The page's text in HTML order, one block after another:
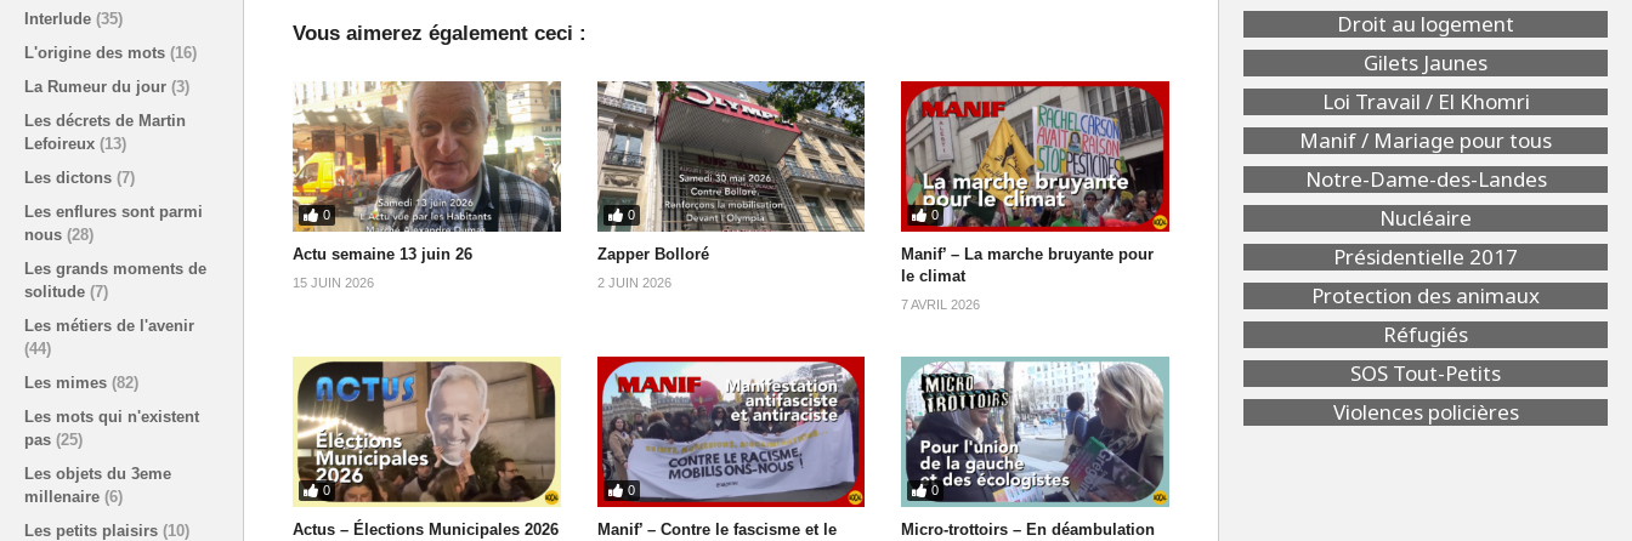
Interlude (35)
L'origine des mots (16)
La Rumeur du jour (3)
Les décrets de Martin
Lefoireux (13)
Les dictons (7)
Les enflures sont parmi
nous (28)
Les grands moments de
solitude (7)
Les métiers de l'avenir
(44)
Les mimes (82)
Les mots qui n'existent
pas (25)
Les objets du 3eme
millenaire (6)
Les petits plaisirs (10)
Vous aimerez également ceci :
0
Actu semaine 13 juin 26
15 JUIN 2026
0
Zapper Bolloré
2 JUIN 2026
0
Manif’ – La marche bruyante pour
le climat
7 AVRIL 2026
0
Actus – Élections Municipales 2026
0
Manif’ – Contre le fascisme et le
0
Micro-trottoirs – En déambulation
Droit au logement
Gilets Jaunes
Loi Travail / El Khomri
Manif / Mariage pour tous
Notre-Dame-des-Landes
Nucléaire
Présidentielle 2017
Protection des animaux
Réfugiés
SOS Tout-Petits
Violences policières